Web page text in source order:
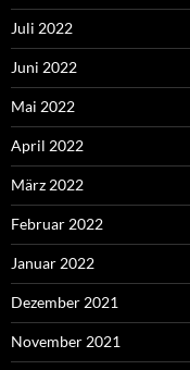
Juli 2022
Juni 2022
Mai 2022
April 2022
März 2022
Februar 2022
Januar 2022
Dezember 2021
November 2021